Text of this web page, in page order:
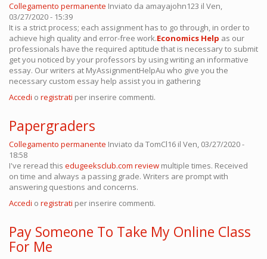
Collegamento permanente Inviato da amayajohn123 il Ven,
03/27/2020 - 15:39
It is a strict process; each assignment has to go through, in order to
achieve high quality and error-free work.Economics Help as our
professionals have the required aptitude that is necessary to submit
get you noticed by your professors by using writing an informative
essay. Our writers at MyAssignmentHelpAu who give you the
necessary custom essay help assist you in gathering
Accedi o registrati per inserire commenti.
Papergraders
Collegamento permanente Inviato da TomCl16 il Ven, 03/27/2020 -
18:58
I've reread this edugeeksclub.com review multiple times. Received
on time and always a passing grade. Writers are prompt with
answering questions and concerns.
Accedi o registrati per inserire commenti.
Pay Someone To Take My Online Class
For Me